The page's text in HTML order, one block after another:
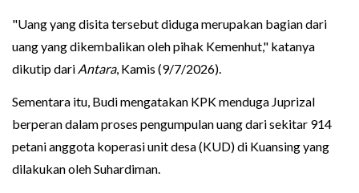
"Uang yang disita tersebut diduga merupakan bagian dari
uang yang dikembalikan oleh pihak Kemenhut," katanya
dikutip dari Antara, Kamis (9/7/2026).
Sementara itu, Budi mengatakan KPK menduga Juprizal
berperan dalam proses pengumpulan uang dari sekitar 914
petani anggota koperasi unit desa (KUD) di Kuansing yang
dilakukan oleh Suhardiman.